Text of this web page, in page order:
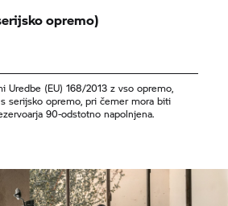
opremo)
Uredbe (EU) 168/2013 z vso opremo,
serijsko opremo, pri čemer mora biti
90-odstotno napolnjena.